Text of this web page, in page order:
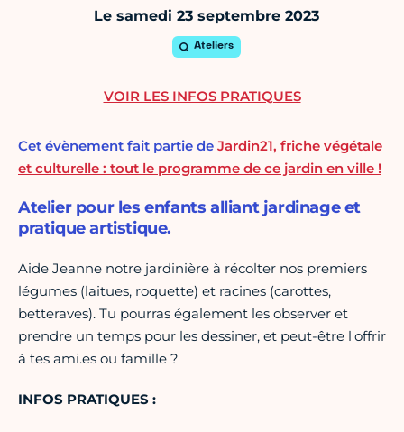
Le samedi 23 septembre 2023
Ateliers
Cet évènement fait partie de Jardin21, friche végétale
et culturelle : tout le programme de ce jardin en ville !
Atelier pour les enfants alliant jardinage et
pratique artistique.
Aide Jeanne notre jardinière à récolter nos premiers
légumes (laitues, roquette) et racines (carottes,
betteraves). Tu pourras également les observer et
prendre un temps pour les dessiner, et peut-être l'offrir
à tes ami.es ou famille ?
INFOS PRATIQUES :
VOIR LES INFOS PRATIQUES